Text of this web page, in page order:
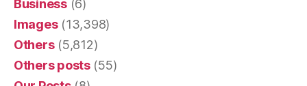
Business(6)
Images(13,398)
Others(5,812)
Others posts(55)